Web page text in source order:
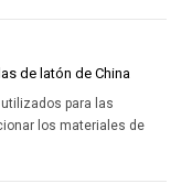
de latón de China
para las
los materiales de